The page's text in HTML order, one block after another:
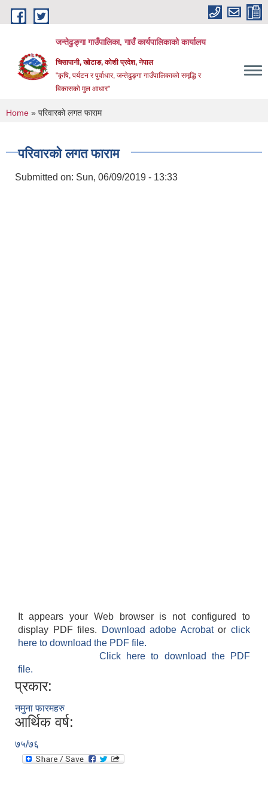
Skip to main content
जन्तेढुङ्गा गाउँपालिका, गाउँ कार्यपालिकाको कार्यालय
चिसापानी, खोटाङ, कोशी प्रदेश, नेपाल
"कृषि, पर्यटन र पुर्वाधार, जन्तेढुङ्गा गाउँपालिकाको समृद्धि र
विकासको मुल आधार"
You are here
Home » परिवारको लगत फाराम
परिवारको लगत फाराम
Submitted on: Sun, 06/09/2019 - 13:33
It appears your Web browser is not configured to
display PDF files.
Download adobe Acrobatorclick
here to download the PDF file.
Click here to download the PDF
file.
प्रकार:
नमुना फारमहरु
आर्थिक वर्ष:
७५/७६